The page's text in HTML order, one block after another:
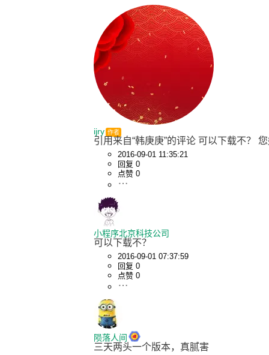
ijry 作者
引用来自“韩庚庚”的评论 可以下载不？
2016-09-01 11:35:21
回复 0
点赞 0
小程序北京科技公司
可以下载不？
2016-09-01 07:37:59
回复 0
点赞 0
陨落人间
三天两头一个版本，真腻害